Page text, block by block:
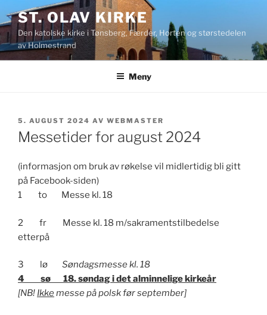
til
innhold
ST. OLAV KIRKE
Den katolske kirke i Tønsberg, Færder, Horten og størstedelen
av Holmestrand
Meny
PUBLISERT
5. AUGUST 2024 AV WEBMASTER
Messetider for august 2024
(informasjon om bruk av røkelse vil midlertidig bli gitt
på Facebook-siden)
1 to Messe kl. 18
2 fr Messe kl. 18 m/sakramentstilbedelse
etterpå
3 lø Søndagsmesse kl. 18
4 sø 18. søndag i det alminnelige kirkeår
[NB! Ikkemesse på polsk før september]